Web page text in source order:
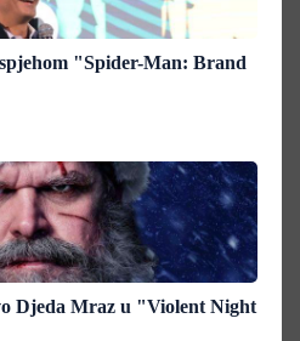
"Spider-Man: Brand
Djeda Mraz u "Violent Night